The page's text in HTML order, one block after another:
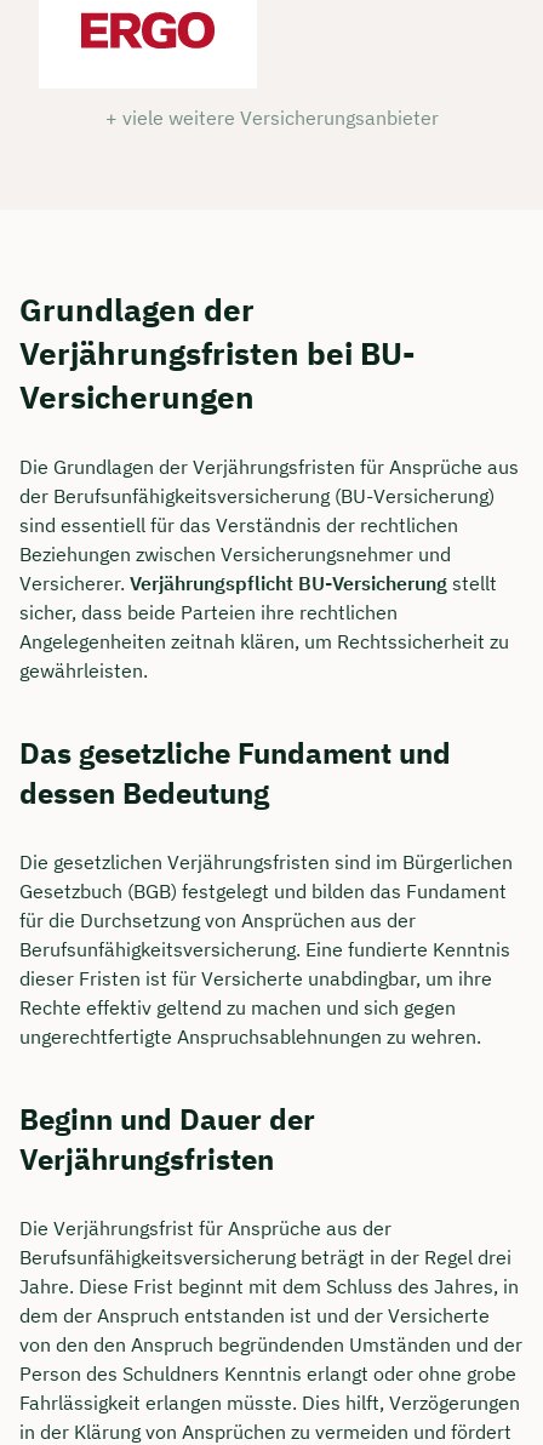
+ viele weitere Versicherungsanbieter
Grundlagen der
Verjährungsfristen bei BU-
Versicherungen
Die Grundlagen der Verjährungsfristen für Ansprüche aus
der Berufsunfähigkeitsversicherung (BU-Versicherung)
sind essentiell für das Verständnis der rechtlichen
Beziehungen zwischen Versicherungsnehmer und
Versicherer. Verjährungspflicht BU-Versicherung stellt
sicher, dass beide Parteien ihre rechtlichen
Angelegenheiten zeitnah klären, um Rechtssicherheit zu
gewährleisten.
Das gesetzliche Fundament und
dessen Bedeutung
Die gesetzlichen Verjährungsfristen sind im Bürgerlichen
Gesetzbuch (BGB) festgelegt und bilden das Fundament
für die Durchsetzung von Ansprüchen aus der
Berufsunfähigkeitsversicherung. Eine fundierte Kenntnis
dieser Fristen ist für Versicherte unabdingbar, um ihre
Rechte effektiv geltend zu machen und sich gegen
ungerechtfertigte Anspruchsablehnungen zu wehren.
Beginn und Dauer der
Verjährungsfristen
Die Verjährungsfrist für Ansprüche aus der
Berufsunfähigkeitsversicherung beträgt in der Regel drei
Jahre. Diese Frist beginnt mit dem Schluss des Jahres, in
dem der Anspruch entstanden ist und der Versicherte
von den den Anspruch begründenden Umständen und der
Person des Schuldners Kenntnis erlangt oder ohne grobe
Fahrlässigkeit erlangen müsste. Dies hilft, Verzögerungen
in der Klärung von Ansprüchen zu vermeiden und fördert